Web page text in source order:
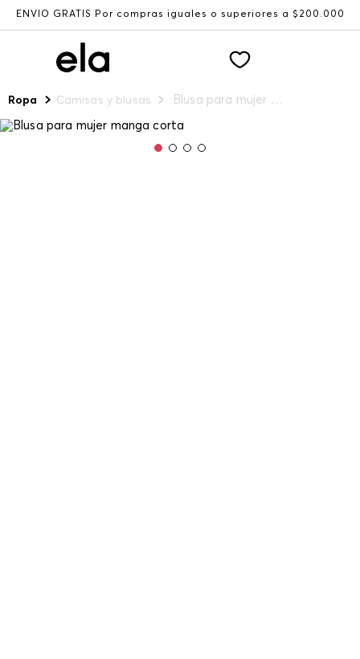
ENVÍO GRATIS Por compras iguales o superiores a $200.000
Ropa Camisas y blusas Blusa para mujer manga corta